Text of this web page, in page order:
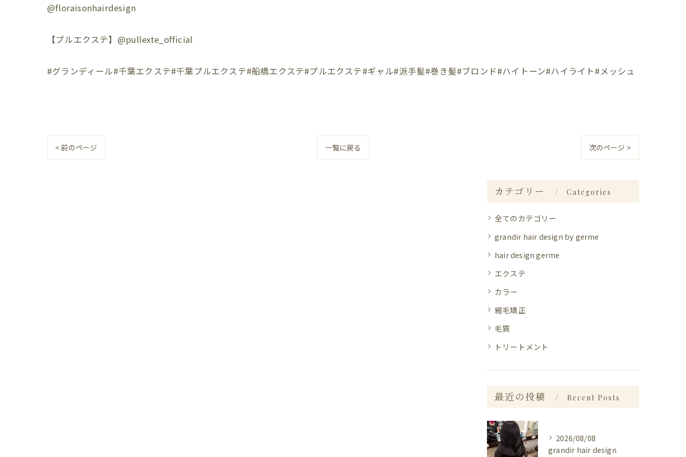
@floraisonhairdesign
【プルエクステ】@pullexte_official
#グランディール#千葉エクステ#千葉プルエクステ#船橋エクステ#プルエクステ#ギャル#派手髪#巻き髪#ブロンド#ハイトーン#ハイライト#メッシュ
< 前のページ 一覧に戻る 次のページ >
カテゴリー Categories
全てのカテゴリー
grandir hair design by germe
hair design germe
エクステ
カラー
縮毛矯正
毛質
トリートメント
最近の投稿 Recent Posts
2026/08/08
grandir hair design